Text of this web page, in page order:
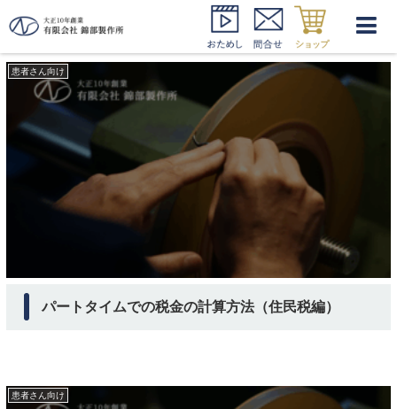
衛生士さん 扶養家族
患者さん向け
パートタイムでの税金の計算方法（住民税編）
患者さん向け